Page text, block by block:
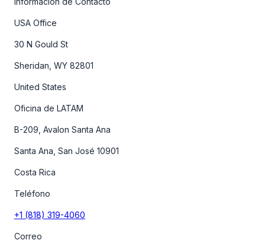
USA Office
30 N Gould St
Sheridan, WY 82801
United States
Oficina de LATAM
B-209, Avalon Santa Ana
Santa Ana, San José 10901
Costa Rica
Teléfono
+1 (818) 319-4060
Correo